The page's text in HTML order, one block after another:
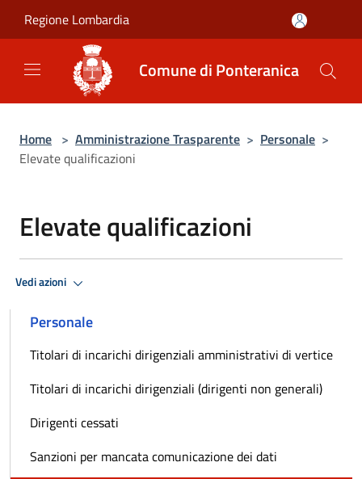
Regione Lombardia
Comune di Ponteranica
Home > Amministrazione Trasparente > Personale >
Elevate qualificazioni
Elevate qualificazioni
Vedi azioni
Personale
Titolari di incarichi dirigenziali amministrativi di vertice
Titolari di incarichi dirigenziali (dirigenti non generali)
Dirigenti cessati
Sanzioni per mancata comunicazione dei dati